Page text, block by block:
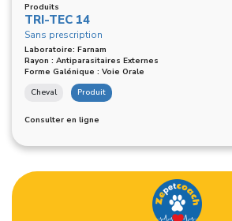
Produits
TRI-TEC 14
Sans prescription
Laboratoire: Farnam
Rayon : Antiparasitaires Externes
Forme Galénique : Voie Orale
Cheval
Produit
Consulter en ligne